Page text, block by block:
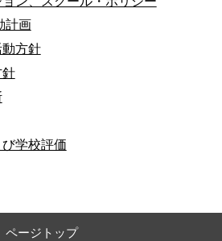
計画
方針
学校評価
ページトップ